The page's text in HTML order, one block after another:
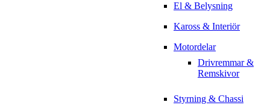
El & Belysning
Kaross & Interiör
Motordelar
Drivremmar &
Remskivor
Styrning & Chassi